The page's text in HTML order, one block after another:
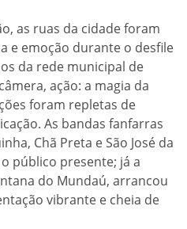
as ruas da cidade foram
e emoção durante o desfile
da rede municipal de
ação: a magia da
foram repletas de
As bandas fanfarras
Chã Preta e São José da
público presente; já a
do Mundaú, arrancou
vibrante e cheia de